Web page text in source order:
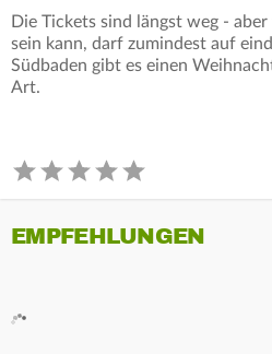
Die Tickets sind längst weg -
sein kann, darf zumindest auf
Südbaden gibt es einen
Art.
EMPFEHLUNGEN